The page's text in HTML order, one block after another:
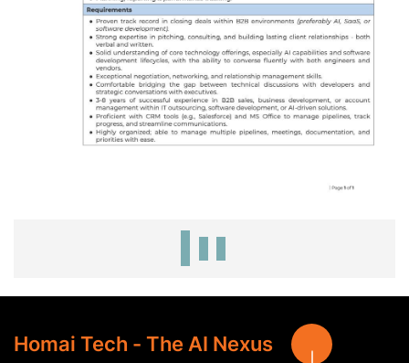
Homai Tech - The AI Nexus